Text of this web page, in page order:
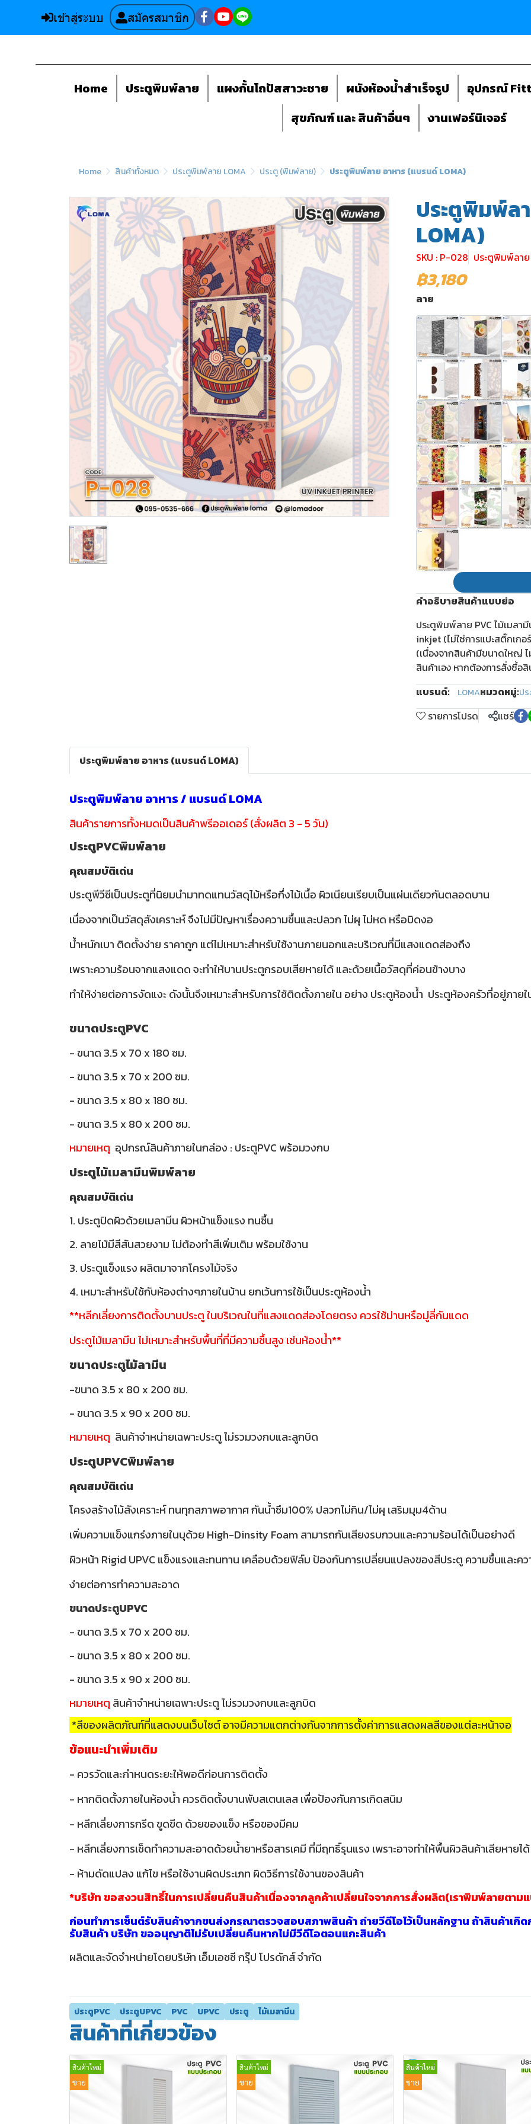
เข้าสู่ระบบ สมัครสมาชิก
Home ประตูพิมพ์ลาย แผงกั้นโถปัสสาวะชาย ผนังห้องน้ำสำเร็จรูป อุปกรณ์
สุขภัณฑ์ และ สินค้าอื่นๆ
งานเฟอร์นิเจอร์
Home สินค้าทั้งหมด ประตูพิมพ์ลาย LOMA ประตู (พิมพ์ลาย) ประตูพิมพ์ลาย อาหาร (แบรนด์ LOMA)
ประตูพิมพ์ล
LOMA)
SKU : P-028 ประตูพิมพ์ลา
฿3,180
ลาย
คำอธิบายสินค้าแบบย่อ
ประตูพิมพ์ลาย PVC ไม้เมลา
inkjet (ไม่ใช่การแปะสติ๊กเก
(เนื่องจากสินค้ามีขนาดใหญ่
สินค้าเอง หากต้องการสั่งซื้อ
แบรนด์:
LOMAหมวดหมู่:ป
รายการโปรด แชร์
ประตูพิมพ์ลาย อาหาร (แบรนด์ LOMA)
ประตูพิมพ์ลาย อาหาร / แบรนด์ LOMA
สินค้ารายการทั้งหมดเป็นสินค้าพรีออเดอร์ (สั่งผลิต 3 - 5 วัน)
ประตูPVCพิมพ์ลาย
คุณสมบัติเด่น
ประตูพีวีซีเป็นประตูที่นิยมนำมาทดแทนวัสดุไม้หรือกึ่งไม้เนื้อ ผิวเนียนเรียบเป็นแผ่นเดียวกันตลอดบาน
เนื่องจากเป็นวัสดุสังเคราะห์ จึงไม่มีปัญหาเรื่องความชื้นและปลวก ไม่ผุ ไม่หด หรือบิดงอ
น้ำหนักเบา ติดตั้งง่าย ราคาถูก แต่ไม่เหมาะสำหรับใช้งานภายนอกและบริเวณที่มีแสงแดดส่องถึง
เพราะความร้อนจากแสงแดด จะทำให้บานประตูกรอบเสียหายได้ และด้วยเนื้อวัสดุที่ค่อนข้างบาง
ทำให้ง่ายต่อการงัดแงะ ดังนั้นจึงเหมาะสำหรับการใช้ติดตั้งภายใน อย่าง ประตูห้องน้ำ ประตูห้องครัวที่อยู่ภายใ
ขนาดประตูPVC
- ขนาด 3.5 x 70 x 180 ซม.
- ขนาด 3.5 x 70 x 200 ซม.
- ขนาด 3.5 x 80 x 180 ซม.
- ขนาด 3.5 x 80 x 200 ซม.
หมายเหตุ อุปกรณ์สินค้าภายในกล่อง : ประตูPVC พร้อมวงกบ
ประตูไม้เมลามีนพิมพ์ลาย
คุณสมบัติเด่น
1. ประตูปิดผิวด้วยเมลามีน ผิวหน้าแข็งแรง ทนชื้น
2. ลายไม้มีสีสันสวยงาม ไม่ต้องทำสีเพิ่มเติม พร้อมใช้งาน
3. ประตูแข็งแรง ผลิตมาจากโครงไม้จริง
4. เหมาะสำหรับใช้กับห้องต่างๆภายในบ้าน ยกเว้นการใช้เป็นประตูห้องน้ำ
**หลีกเลี่ยงการติดตั้งบานประตู ในบริเวณในที่แสงแดดส่องโดยตรง ควรใช้ม่านหรือมู่ลี่กันแดด
ประตูไม้เมลามีน ไม่เหมาะสำหรับพื้นที่ที่มีความชื้นสูง เช่นห้องน้ำ**
ขนาดประตูไม้ลามีน
-ขนาด 3.5 x 80 x 200 ซม.
- ขนาด 3.5 x 90 x 200 ซม.
หมายเหตุ สินค้าจำหน่ายเฉพาะประตู ไม่รวมวงกบและลูกบิด
ประตูUPVCพิมพ์ลาย
คุณสมบัติเด่น
โครงสร้างไม้สังเคราะห์ ทนทุกสภาพอากาศ กันน้ำซึม100% ปลวกไม่กิน/ไม่ผุ เสริมมุม4ด้าน
เพิ่มความแข็งแกร่งภายในบุด้วย High-Dinsity Foam สามารถกันเสียงรบกวนและความร้อนได้เป็นอย่างดี
ผิวหน้า Rigid UPVC แข็งแรงและทนทาน เคลือบด้วยฟิล์ม ป้องกันการเปลี่ยนแปลงของสีประตู ความชื้นและค
ง่ายต่อการทำความสะอาด
ขนาดประตูUPVC
- ขนาด 3.5 x 70 x 200 ซม.
- ขนาด 3.5 x 80 x 200 ซม.
- ขนาด 3.5 x 90 x 200 ซม.
หมายเหตุ สินค้าจำหน่ายเฉพาะประตู ไม่รวมวงกบและลูกบิด
*สีของผลิตภัณฑ์ที่แสดงบนเว็บไซต์ อาจมีความแตกต่างกันจากการตั้งค่าการแสดงผลสีของแต่ละหน้าจอ
ข้อแนะนำเพิ่มเติม
- ควรวัดและกำหนดระยะให้พอดีก่อนการติดตั้ง
- หากติดตั้งภายในห้องน้ำ ควรติดตั้งบานพับสเตนเลส เพื่อป้องกันการเกิดสนิม
- หลีกเลี่ยงการกรีด ขูดขีด ด้วยของแข็ง หรือของมีคม
- หลีกเลี่ยงการเช็ดทำความสะอาดด้วยน้ำยาหรือสารเคมี ที่มีฤทธิ์รุนแรง เพราะอาจทำให้พื้นผิวสินค้าเสียหายได้
- ห้ามดัดแปลง แก้ไข หรือใช้งานผิดประเภท ผิดวิธีการใช้งานของสินค้า
*บริษัท ขอสงวนสิทธิ์ในการเปลี่ยนคืนสินค้าเนื่องจากลูกค้าเปลี่ยนใจจากการสั่งผลิต(เราพิมพ์ลายตาม
ก่อนทำการเซ็นต์รับสินค้าจากขนส่งกรุณาตรวจสอบสภาพสินค้า ถ่ายวีดีโอไว้เป็นหลักฐาน ถ้าสินค้าเกิด
รับสินค้า บริษัท ขออนุญาติไม่รับเปลี่ยนคืนหากไม่มีวีดีโอตอนแกะสินค้า
ผลิตและจัดจำหน่ายโดยบริษัท เอ็มเอชซี กรุ๊ป โปรดักส์ จำกัด
ประตูPVC ประตูUPVC PVC UPVC ประตู ไม้เมลามีน
สินค้าที่เกี่ยวข้อง
สินค้าใหม่
ขาย
สินค้าใหม่
ขาย
สินค้าใหม่
ขาย